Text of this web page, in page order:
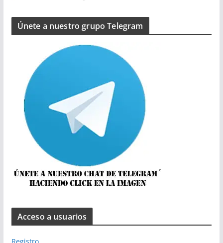
Únete a nuestro grupo Telegram
Acceso a usuarios